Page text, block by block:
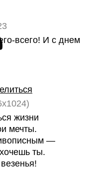
жизни
мечты.
—
ты.